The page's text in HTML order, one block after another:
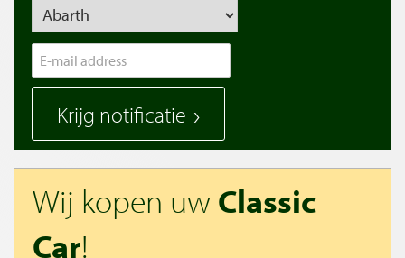
Krijg notificatie
Wij kopen uwClassic
Car!